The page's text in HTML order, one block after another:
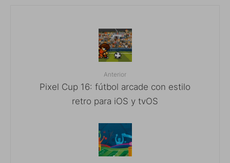
Anterior
Pixel Cup 16: fútbol arcade con estilo
retro para iOS y tvOS